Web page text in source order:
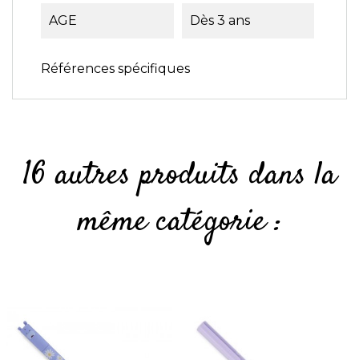
AGE Dès 3 ans
Références spécifiques
16 autres produits dans la
même catégorie :